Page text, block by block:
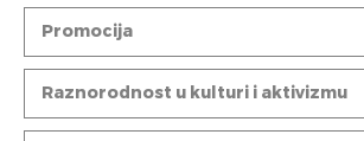
Događaji
Promocija
Ciklusi
Raznorodnost u kulturi i aktivizmu